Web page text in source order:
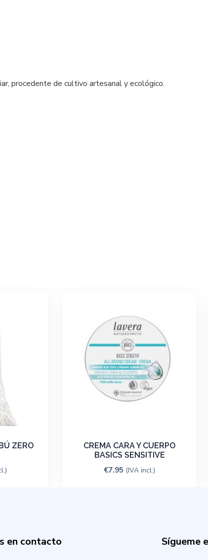
procedente de cultivo artesanal y ecológico.
ZERO
CREMA CARA Y CUERPO
BASICS SENSITIVE
€7.95 (IVA incl.)
en contacto Sígueme